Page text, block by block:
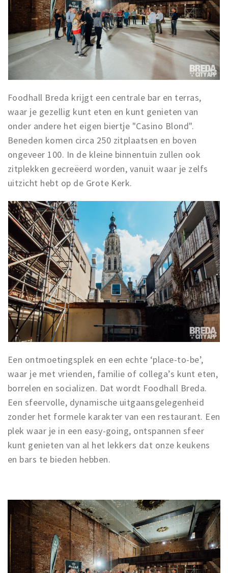
Foodhall Breda krijgt een centrale bar en terras,
waar je gezellig kunt eten en kunt genieten van
onder andere het eigen biertje "Casino Blond".
Beneden komen circa 250 zitplaatsen en boven
ongeveer 100. In de kleine binnentuin zullen ook
zitplekken gecreëerd worden, vanuit waar je zelfs
uitzicht hebt op de Grote Kerk.
Een ontmoetingsplek en een echte ‘place-to-be’,
waar je met vrienden, familie of collega’s kunt eten,
borrelen en socializen. Dat wordt Foodhall Breda.
Een sfeervolle, dynamische uitgaansgelegenheid
zonder het formele karakter van een restaurant. Een
plek waar je in een easy-going, ontspannen sfeer
kunt genieten van al het lekkers dat onze keukens
en bars te bieden hebben.